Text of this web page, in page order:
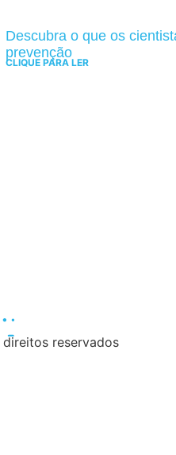
Descubra o que os
prevenção
CLIQUE PARA LER
reservados